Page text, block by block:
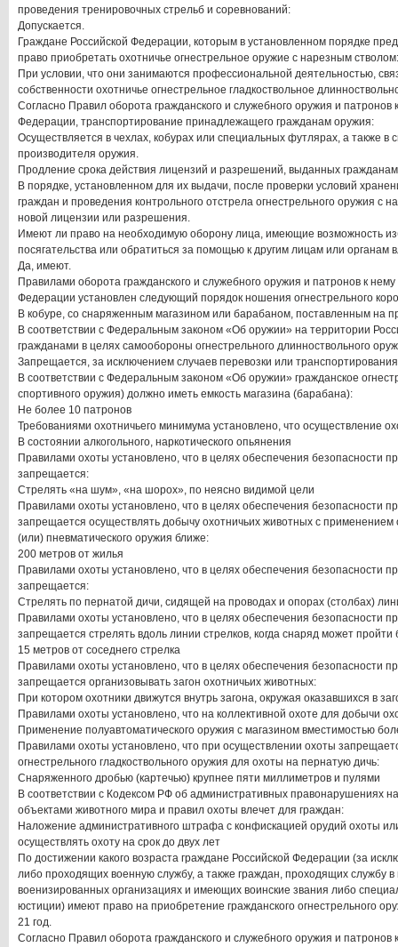
проведения тренировочных стрельб и соревнований:
Допускается.
Граждане Российской Федерации, которым в установленном порядке
право приобретать охотничье огнестрельное оружие с нарезным стволом:
При условии, что они занимаются профессиональной деятельностью,
собственности охотничье огнестрельное гладкоствольное
Согласно Правил оборота гражданского и служебного оружия и патронов
Федерации, транспортирование принадлежащего гражданам оружия:
Осуществляется в чехлах, кобурах или специальных футлярах, а также в
производителя оружия.
Продление срока действия лицензий и разрешений, выданных
В порядке, установленном для их выдачи, после проверки условий
граждан и проведения контрольного отстрела огнестрельного оружия с
новой лицензии или разрешения.
Имеют ли право на необходимую оборону лица, имеющие возможность
посягательства или обратиться за помощью к другим лицам или органам
Да, имеют.
Правилами оборота гражданского и служебного оружия и патронов к
Федерации установлен следующий порядок ношения огнестрельного
В кобуре, со снаряженным магазином или барабаном, поставленным на
В соответствии с Федеральным законом «Об оружии» на территории
гражданами в целях самообороны огнестрельного длинноствольного
Запрещается, за исключением случаев перевозки или
В соответствии с Федеральным законом «Об оружии» гражданское
спортивного оружия) должно иметь емкость магазина (барабана):
Не более 10 патронов
Требованиями охотничьего минимума установлено, что осуществление
В состоянии алкогольного, наркотического опьянения
Правилами охоты установлено, что в целях обеспечения безопасности
запрещается:
Стрелять «на шум», «на шорох», по неясно видимой цели
Правилами охоты установлено, что в целях обеспечения безопасности
запрещается осуществлять добычу охотничьих животных с применением
(или) пневматического оружия ближе:
200 метров от жилья
Правилами охоты установлено, что в целях обеспечения безопасности
запрещается:
Стрелять по пернатой дичи, сидящей на проводах и опорах (столбах)
Правилами охоты установлено, что в целях обеспечения безопасности
запрещается стрелять вдоль линии стрелков, когда снаряд может пройти
15 метров от соседнего стрелка
Правилами охоты установлено, что в целях обеспечения безопасности
запрещается организовывать загон охотничьих животных:
При котором охотники движутся внутрь загона, окружая оказавшихся в
Правилами охоты установлено, что на коллективной охоте для добычи
Применение полуавтоматического оружия с магазином вместимостью
Правилами охоты установлено, что при осуществлении охоты
огнестрельного гладкоствольного оружия для охоты на пернатую дичь:
Снаряженного дробью (картечью) крупнее пяти миллиметров и пулями
В соответствии с Кодексом РФ об административных правонарушениях
объектами животного мира и правил охоты влечет для граждан:
Наложение административного штрафа с конфискацией орудий охоты
осуществлять охоту на срок до двух лет
По достижении какого возраста граждане Российской Федерации (за
либо проходящих военную службу, а также граждан, проходящих службу в
военизированных организациях и имеющих воинские звания либо
юстиции) имеют право на приобретение гражданского огнестрельного
21 год.
Согласно Правил оборота гражданского и служебного оружия и патронов